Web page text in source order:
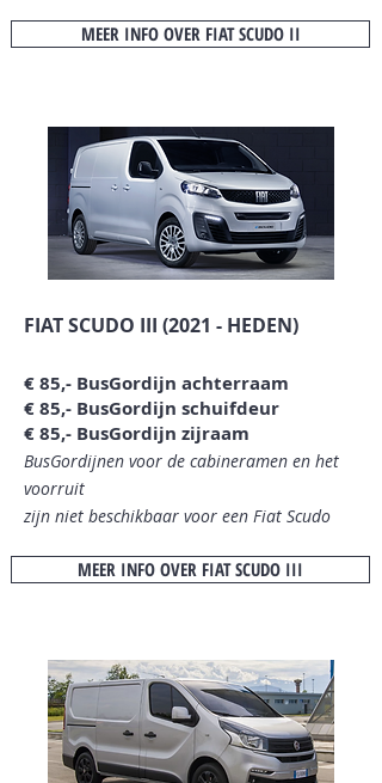
MEER INFO OVER FIAT SCUDO II
FIAT SCUDO III (2021 - HEDEN)
€85,- BusGordijn achterraam
€ 85,- BusGordijn schuifdeur
€ 85,- BusGordijn zijraam
BusGordijnen voor de cabineramen en het
voorruit
zijn niet beschikbaar voor een Fiat Scudo
MEER INFO OVER FIAT SCUDO III